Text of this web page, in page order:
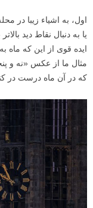
اول، به اشیاء زیبا در
یا به دنبال نقاط دید
ایده قوی از این که ماه
مثال ما از عکس «نه و
که در آن ماه درست در